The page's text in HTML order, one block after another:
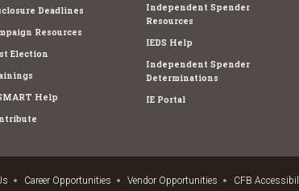
Deadlines
Resources
Election
Help
Independent Spender
Resources
IEDS Help
Independent Spender
Determinations
IE Portal
Career Opportunities Vendor Opportunities CFB